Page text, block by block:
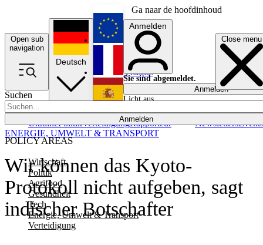
Ga naar de hoofdinhoud
Open sub
navigation
Close menu
Suchen
Anmelden
POLICY AREAS
Wirtschaft
Politik
Agrifood
Gesundheit
Tech
Energie, Umwelt & Transport
Verteidigung
UkrainePolitikVerteidigungRapporteur NewslettersEvents
Deutsch
English
Français
Anmelden
Sie sind abgemeldet.
Anmelden
Licht aus
Wir können das Kyoto-
Protokoll nicht aufgeben, sagt
indischer Botschafter
ENERGIE, UMWELT & TRANSPORT